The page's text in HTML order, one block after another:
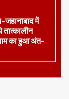
में
का हुआ अंत-